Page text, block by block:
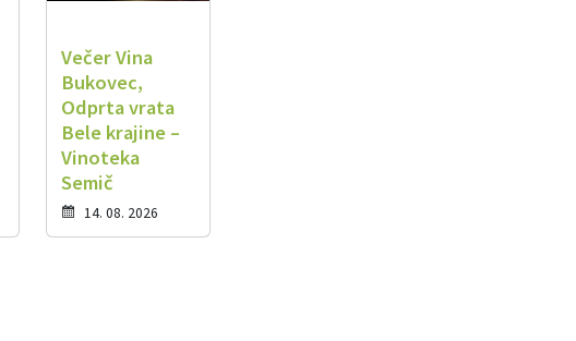
Večer Vina
Bukovec,
Odprta vrata
Bele krajine –
Vinoteka
Semič
14. 08. 2026